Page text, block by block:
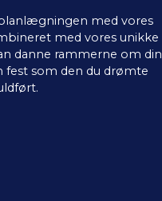
med vores
med vores unikke
danne rammerne om din
fest som den du drømte